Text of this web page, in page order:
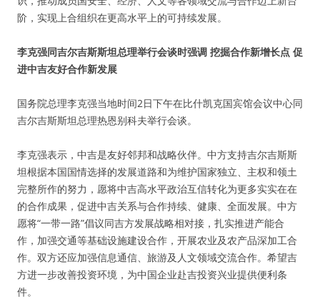
阶，实现上合组织在更高水平上的可持续发展。
李克强同吉尔吉斯斯坦总理举行会谈时强调 挖掘合作新增长点 促
进中吉友好合作新发展
国务院总理李克强当地时间2日下午在比什凯克国宾馆会议中心同
吉尔吉斯斯坦总理热恩别科夫举行会谈。
李克强表示，中吉是友好邻邦和战略伙伴。中方支持吉尔吉斯斯
坦根据本国国情选择的发展道路和为维护国家独立、主权和领土
完整所作的努力，愿将中吉高水平政治互信转化为更多实实在在
的合作成果，促进中吉关系与合作持续、健康、全面发展。中方
愿将“一带一路”倡议同吉方发展战略相对接，扎实推进产能合
作，加强交通等基础设施建设合作，开展农业及农产品深加工合
作。双方还应加强信息通信、旅游及人文领域交流合作。希望吉
方进一步改善投资环境，为中国企业赴吉投资兴业提供便利条
件。